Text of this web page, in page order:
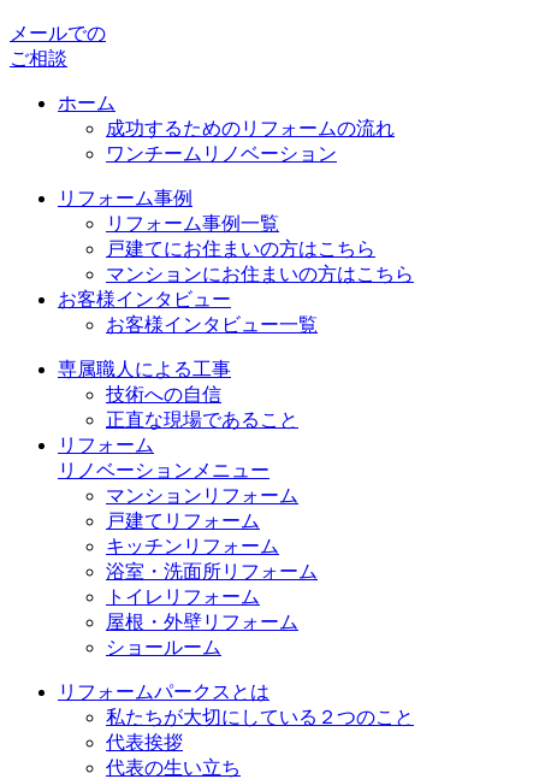
メールでの
ご相談
ホーム
成功するためのリフォームの流れ
ワンチームリノベーション
リフォーム事例
リフォーム事例一覧
戸建てにお住まいの方はこちら
マンションにお住まいの方はこちら
お客様インタビュー
お客様インタビュー一覧
専属職人による工事
技術への自信
正直な現場であること
リフォーム
リノベーションメニュー
マンションリフォーム
戸建てリフォーム
キッチンリフォーム
浴室・洗面所リフォーム
トイレリフォーム
屋根・外壁リフォーム
ショールーム
リフォームパークスとは
私たちが大切にしている２つのこと
代表挨拶
代表の生い立ち